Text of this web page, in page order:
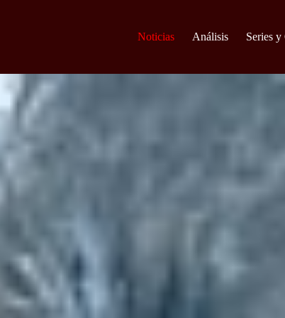
Noticias Análisis Series y